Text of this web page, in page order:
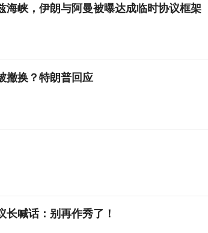
海峡，伊朗与阿曼被曝达成临时协议框架
撤换？特朗普回应
长喊话：别再作秀了！